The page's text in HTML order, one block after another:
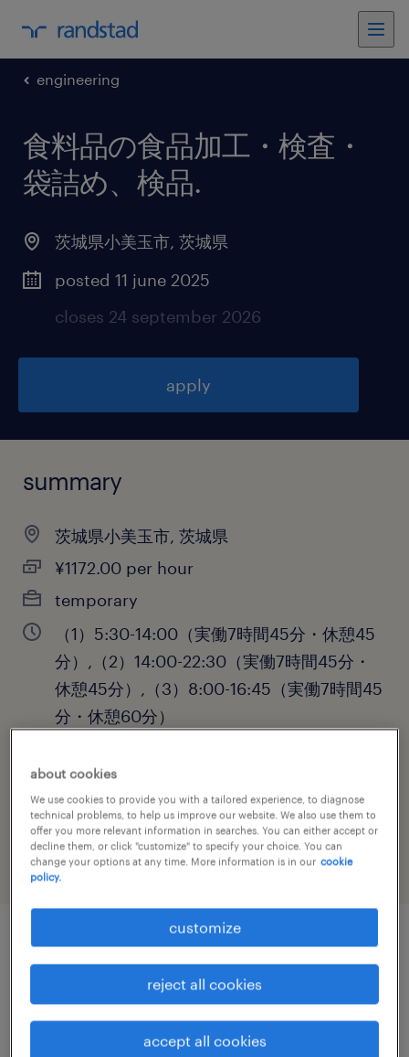
engineering
食料品の食品加工・検査・
袋詰め、検品.
茨城県小美玉市, 茨城県
posted 11 june 2025
closes 24 september 2026
apply
summary
茨城県小美玉市, 茨城県
¥1172.00 per hour
temporary
（1）5:30-14:00（実働7時間45分・休憩45
分）,（2）14:00-22:30（実働7時間45分・
休憩45分）,（3）8:00-16:45（実働7時間45
分・休憩60分）
job category
engineering
job details
職種
食品加工・検査・袋詰め、検品
about cookies
We use cookies to provide you with a tailored experience, to diagnose
technical problems, to help us improve our website. We also use them to
offer you more relevant information in searches. You can either accept or
decline them, or click "customize" to specify your choice. You can
change your options at any time. More information is in our cookie
policy.
customize
reject all cookies
accept all cookies